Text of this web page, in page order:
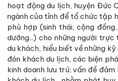
hoạt động du lịch, huyện Đức
ngành của tỉnh để tổ chức tập
phù hợp (sinh thái, cộng
dưỡng...) cho những người
du khách, hiểu biết về những
đón khách du lịch, các biện
kinh doanh lưu trú; vấn đề đảm